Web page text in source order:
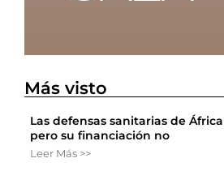
Más visto
Las defensas sanitarias de
pero su financiación no
Leer Más >>